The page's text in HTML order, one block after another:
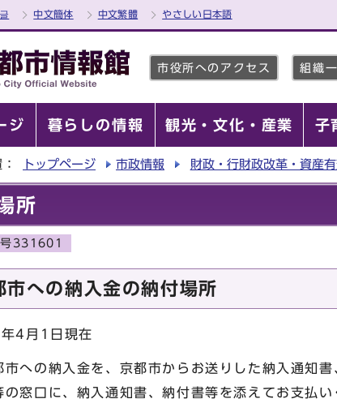
中文簡体 中文繁體 やさしい日本語
市役所へのアクセス 組織
ジ 暮らしの情報 観光・文化・産業 子
トップページ 市政情報 財政・行財政改革・資産
所
331601
市への納入金の納付場所
4月1日現在
への納入金を、京都市からお送りした納入通知
の窓口に、納入通知書、納付書等を添えてお支払い